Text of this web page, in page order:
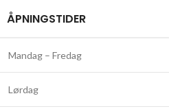
ÅPNINGSTIDER
Mandag – Fredag
Lørdag